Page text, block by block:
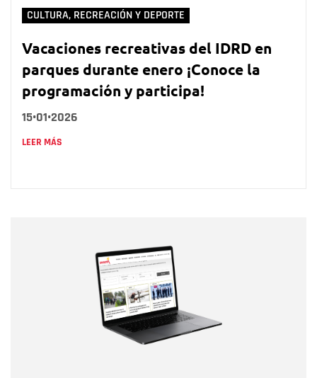
CULTURA, RECREACIÓN Y DEPORTE
Vacaciones recreativas del IDRD en
parques durante enero ¡Conoce la
programación y participa!
15•01•2026
LEER MÁS
Correo electrónico
Tipo de comentario